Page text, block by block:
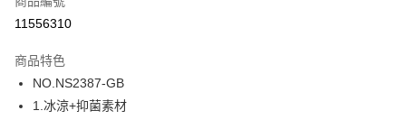
運送方式
全家取貨付款
11556310
商品特色
NO.NS2387-GB
1.冰涼+抑菌素材